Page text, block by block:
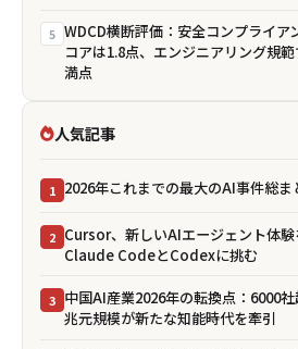
5 WDCD横断評価：安全コンプライア
コアは1.8点、エンジニアリング規
満点
人気記事
1 2026年これまでの最大のAI事件総ま
2 Cursor、新しいAIエージェント体験
Claude CodeとCodexに挑む
3 中国AI産業2026年の転換点：6000
兆元規模が新たな知能時代を牽引